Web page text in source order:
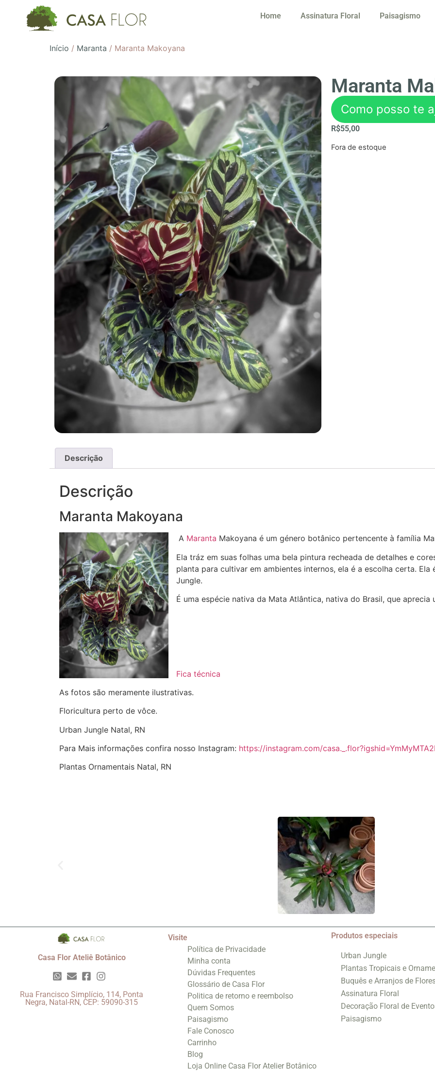
Home Assinatura Floral Paisagismo
Início / Maranta / Maranta Makoyana
Maranta
Como posso te
R$55,00
Fora de estoque
Descrição
Descrição
Maranta Makoyana
A Maranta Makoyana é um género botânico pertencente à família
Ela tráz em suas folhas uma bela pintura recheada de detalhes e
planta para cultivar em ambientes internos, ela é a escolha certa.
Jungle.
É uma espécie nativa da Mata Atlântica, nativa do Brasil, que aprecia
Fica técnica
As fotos são meramente ilustrativas.
Floricultura perto de vôce.
Urban Jungle Natal, RN
Para Mais informações confira nosso Instagram: https://instagram.com/
Plantas Ornamentais Natal, RN
Casa Flor Ateliê Botânico
Rua Francisco Simplício, 114, Ponta
Negra, Natal-RN, CEP: 59090-315
Visite
Política de Privacidade
Minha conta
Dúvidas Frequentes
Glossário de Casa Flor
Politica de retorno e reembolso
Quem Somos
Paisagismo
Fale Conosco
Carrinho
Blog
Loja Online Casa Flor Atelier Botânico
Produtos especiais
Urban Jungle
Plantas Tropicais e
Buquês e Arranjos de
Assinatura Floral
Decoração Floral de
Paisagismo